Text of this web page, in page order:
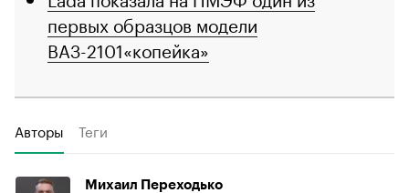
первых образцов модели
ВАЗ-2101«копейка»
Авторы Теги
Михаил Переходько